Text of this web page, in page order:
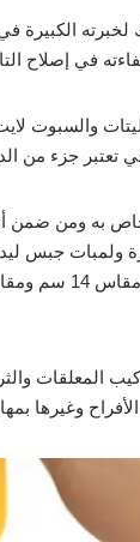
لخبرته الكبيرة
في إصلاح
والسبوت
تعتبر جزء من
به ومن ضمن
ولمبات جبس
المعلقات
وغيرها